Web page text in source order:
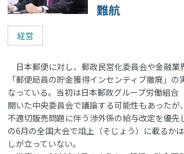
難航
経営
日本郵便に対し、郵政民営化委員会や金融業
「郵便局員の貯金獲得インセンティブ撤廃」
なっている。当初は日本郵政グループ労働組合
開いた中央委員会で議論する可能性もあったが
不適切販売問題に伴う渉外係の給与改定を優先
の6月の全国大会で俎上（そじょう）に載るか
しが立っていない。